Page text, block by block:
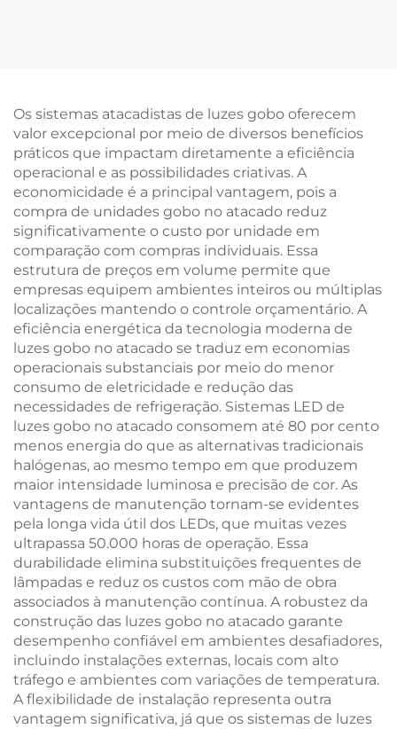
Os sistemas atacadistas de luzes gobo oferecem
valor excepcional por meio de diversos benefícios
práticos que impactam diretamente a eficiência
operacional e as possibilidades criativas. A
economicidade é a principal vantagem, pois a
compra de unidades gobo no atacado reduz
significativamente o custo por unidade em
comparação com compras individuais. Essa
estrutura de preços em volume permite que
empresas equipem ambientes inteiros ou múltiplas
localizações mantendo o controle orçamentário. A
eficiência energética da tecnologia moderna de
luzes gobo no atacado se traduz em economias
operacionais substanciais por meio do menor
consumo de eletricidade e redução das
necessidades de refrigeração. Sistemas LED de
luzes gobo no atacado consomem até 80 por cento
menos energia do que as alternativas tradicionais
halógenas, ao mesmo tempo em que produzem
maior intensidade luminosa e precisão de cor. As
vantagens de manutenção tornam-se evidentes
pela longa vida útil dos LEDs, que muitas vezes
ultrapassa 50.000 horas de operação. Essa
durabilidade elimina substituições frequentes de
lâmpadas e reduz os custos com mão de obra
associados à manutenção contínua. A robustez da
construção das luzes gobo no atacado garante
desempenho confiável em ambientes desafiadores,
incluindo instalações externas, locais com alto
tráfego e ambientes com variações de temperatura.
A flexibilidade de instalação representa outra
vantagem significativa, já que os sistemas de luzes